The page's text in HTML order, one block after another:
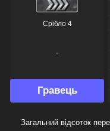
Срібло 4
-
Гравець
Загальний відсоток